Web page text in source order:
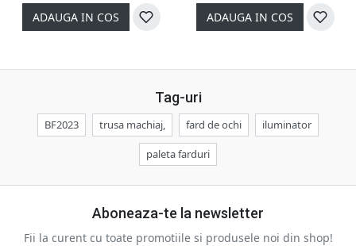
ADAUGA IN COS ADAUGA IN COS
Tag-uri
BF2023 trusa machiaj, fard de ochi iluminator
paleta farduri
Aboneaza-te la newsletter
Fii la curent cu toate promotiile si produsele noi din shop!